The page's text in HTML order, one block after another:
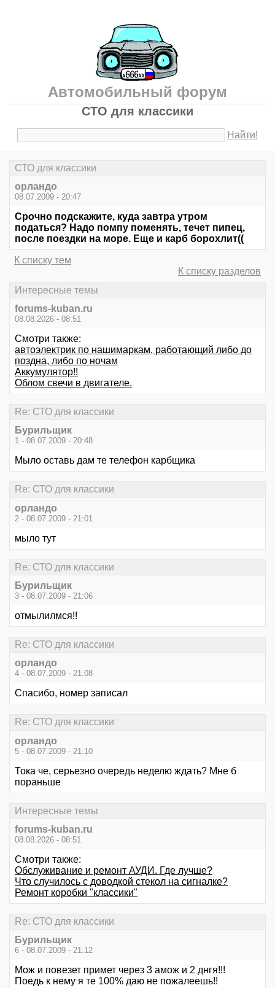
Автомобильный форум
СТО для классики
Найти!
СТО для классики
орландо
08.07.2009 - 20:47
Срочно подскажите, куда завтра утром
податься? Надо помпу поменять, течет пипец,
после поездки на море. Еще и карб борохлит((
К списку тем
К списку разделов
Интересные темы
forums-kuban.ru
08.08.2026 - 08:51
Смотри также:
автоэлектрик по нашимаркам, работающий либо до
поздна, либо по ночам
Аккумулятор!!
Облом свечи в двигателе.
Re: СТО для классики
Бурильщик
1 - 08.07.2009 - 20:48
Мыло оставь дам те телефон карбщика
Re: СТО для классики
орландо
2 - 08.07.2009 - 21:01
мыло тут
Re: СТО для классики
Бурильщик
3 - 08.07.2009 - 21:06
отмылилмся!!
Re: СТО для классики
орландо
4 - 08.07.2009 - 21:08
Спасибо, номер записал
Re: СТО для классики
орландо
5 - 08.07.2009 - 21:10
Тока че, серьезно очередь неделю ждать? Мне б
пораньше
Интересные темы
forums-kuban.ru
08.08.2026 - 08:51
Смотри также:
Обслуживание и ремонт АУДИ. Где лучше?
Что случилось с доводкой стекол на сигналке?
Ремонт коробки "классики"
Re: СТО для классики
Бурильщик
6 - 08.07.2009 - 21:12
Мож и повезет примет через 3 амож и 2 днгя!!!
Поедь к нему я те 100% даю не пожалеешь!!